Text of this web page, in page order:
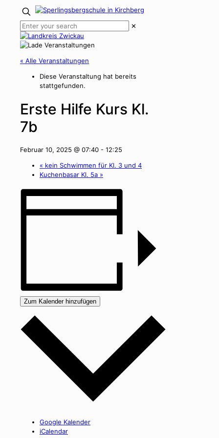
✕
« Alle Veranstaltungen
Diese Veranstaltung hat bereits
stattgefunden.
Erste Hilfe Kurs Kl.
7b
Februar 10, 2025 @ 07:40 - 12:25
« kein Schwimmen für Kl. 3 und 4
Kuchenbasar Kl. 5a »
Zum Kalender hinzufügen
Google Kalender
iCalendar